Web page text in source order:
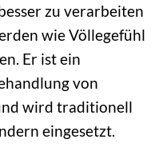
zu verarbeiten
wie Völlegefühl
Er ist ein
von
wird traditionell
eingesetzt.